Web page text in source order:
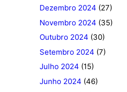
Dezembro 2024 (27)
Novembro 2024 (35)
Outubro 2024 (30)
Setembro 2024 (7)
Julho 2024 (15)
Junho 2024 (46)